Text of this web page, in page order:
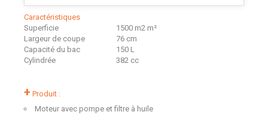
+ Produit :
Moteur avec pompe et filtre à huile
Caractéristiques
Superficie
1500 m2 m²
Largeur de coupe
76 cm
Capacité du bac
150 L
Cylindrée
382 cc